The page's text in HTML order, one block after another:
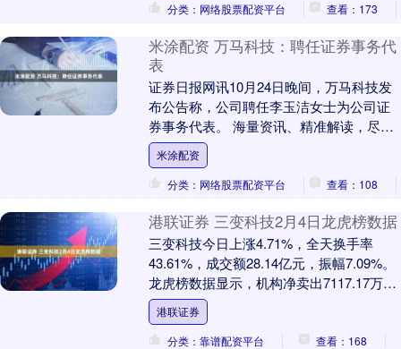
分类：网络股票配资平台
查看：173
米涂配资 万马科技：聘任证券事务代
表
证券日报网讯10月24日晚间，万马科技发
布公告称，公司聘任李玉洁女士为公司证
券事务代表。 海量资讯、精准解读，尽在
新浪财经APP....
米涂配资
分类：网络股票配资平台
查看：108
港联证券 三变科技2月4日龙虎榜数据
三变科技今日上涨4.71%，全天换手率
43.61%，成交额28.14亿元，振幅7.09%。
龙虎榜数据显示，机构净卖出7117.17万
元，营业部席位合计净卖出55....
港联证券
分类：靠谱配资平台
查看：168